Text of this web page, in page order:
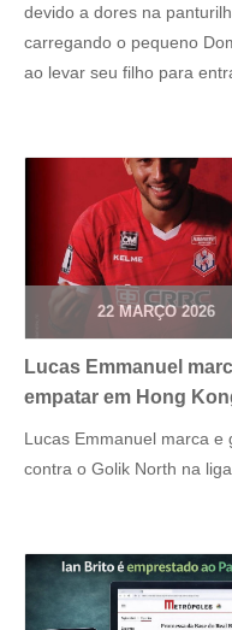
devido a dores na
carregando o pequeno
ao levar seu filho para
22 MARÇO 2026
Lucas Emmanuel
empatar em Hong
Lucas Emmanuel marca
contra o Golik North na